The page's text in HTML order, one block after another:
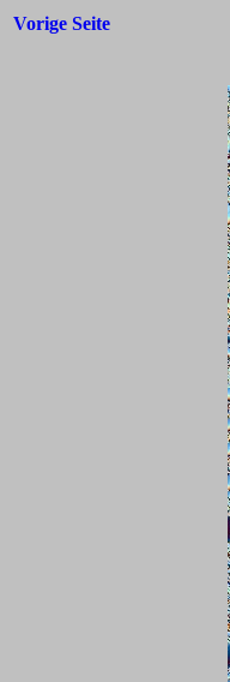
Vorige Seite